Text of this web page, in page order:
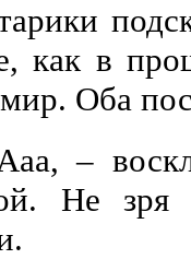
как в
Оба
–
Не